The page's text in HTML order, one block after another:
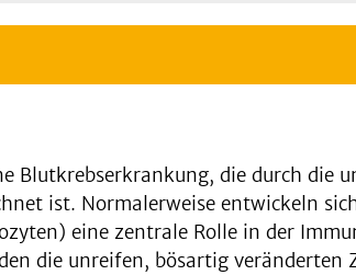
Blutkrebserkrankung, die durch die
ist. Normalerweise entwickeln
eine zentrale Rolle in der
die unreifen, bösartig